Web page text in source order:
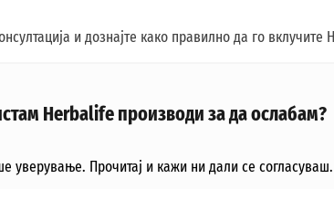
и дознајте како правилно да го
Herbalife производи за да ослабам?
Прочитај и кажи ни дали се согласуваш.